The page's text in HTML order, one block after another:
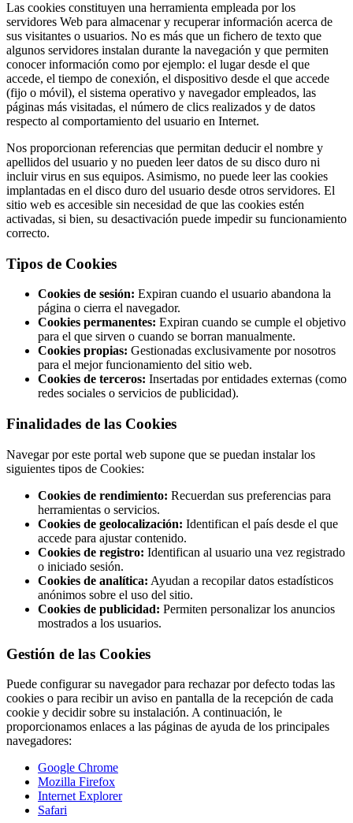
Las cookies constituyen una herramienta empleada por los
servidores Web para almacenar y recuperar información acerca de
sus visitantes o usuarios. No es más que un fichero de texto que
algunos servidores instalan durante la navegación y que permiten
conocer información como por ejemplo: el lugar desde el que
accede, el tiempo de conexión, el dispositivo desde el que accede
(fijo o móvil), el sistema operativo y navegador empleados, las
páginas más visitadas, el número de clics realizados y de datos
respecto al comportamiento del usuario en Internet.
Nos proporcionan referencias que permitan deducir el nombre y
apellidos del usuario y no pueden leer datos de su disco duro ni
incluir virus en sus equipos. Asimismo, no puede leer las cookies
implantadas en el disco duro del usuario desde otros servidores. El
sitio web es accesible sin necesidad de que las cookies estén
activadas, si bien, su desactivación puede impedir su funcionamiento
correcto.
Tipos de Cookies
Cookies de sesión: Expiran cuando el usuario abandona la
página o cierra el navegador.
Cookies permanentes: Expiran cuando se cumple el objetivo
para el que sirven o cuando se borran manualmente.
Cookies propias: Gestionadas exclusivamente por nosotros
para el mejor funcionamiento del sitio web.
Cookies de terceros: Insertadas por entidades externas (como
redes sociales o servicios de publicidad).
Finalidades de las Cookies
Navegar por este portal web supone que se puedan instalar los
siguientes tipos de Cookies:
Cookies de rendimiento: Recuerdan sus preferencias para
herramientas o servicios.
Cookies de geolocalización: Identifican el país desde el que
accede para ajustar contenido.
Cookies de registro: Identifican al usuario una vez registrado
o iniciado sesión.
Cookies de analítica: Ayudan a recopilar datos estadísticos
anónimos sobre el uso del sitio.
Cookies de publicidad: Permiten personalizar los anuncios
mostrados a los usuarios.
Gestión de las Cookies
Puede configurar su navegador para rechazar por defecto todas las
cookies o para recibir un aviso en pantalla de la recepción de cada
cookie y decidir sobre su instalación. A continuación, le
proporcionamos enlaces a las páginas de ayuda de los principales
navegadores:
Google Chrome
Mozilla Firefox
Internet Explorer
Safari